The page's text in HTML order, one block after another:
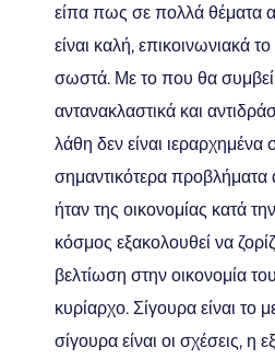
είπα πως σε πολλά θέματα
είναι καλή, επικοινωνιακά το
σωστά. Με το που θα συμβεί
αντανακλαστικά και
λάθη δεν είναι
σημαντικότερα
ήταν της οικονομίας κατά
κόσμος εξακολουθεί να
βελτίωση στην οικονομία
κυρίαρχο. Σίγουρα είναι το
σίγουρα είναι οι σχέσεις, η